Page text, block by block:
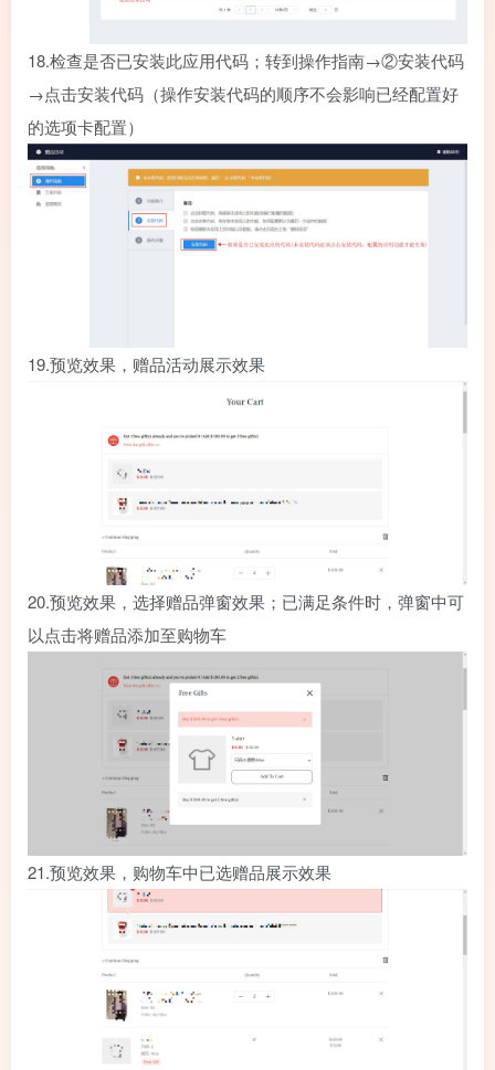
18.检查是否已安装此应用代码；转到操作指南→②安装代码
→点击安装代码（操作安装代码的顺序不会影响已经配置好
的选项卡配置）
19.预览效果，赠品活动展示效果
20.预览效果，选择赠品弹窗效果；已满足条件时，弹窗中可
以点击将赠品添加至购物车
21.预览效果，购物车中已选赠品展示效果